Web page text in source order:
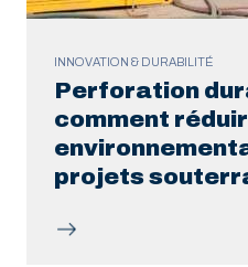
INNOVATION & DURABILITÉ
Perforation
comment
projets